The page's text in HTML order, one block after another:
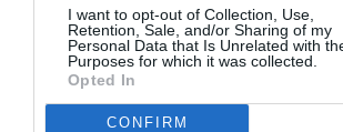
I want to opt-out of Collection, Use,
Retention, Sale, and/or Sharing of my
Personal Data that Is Unrelated with
Purposes for which it was collected.
Opted In
CONFIRM
tineri români să-și îndeplinească
observat că și mentalitatea lor e
italienilor. Ei devin campioni ai
sunt campioni mondiali. Dar când se